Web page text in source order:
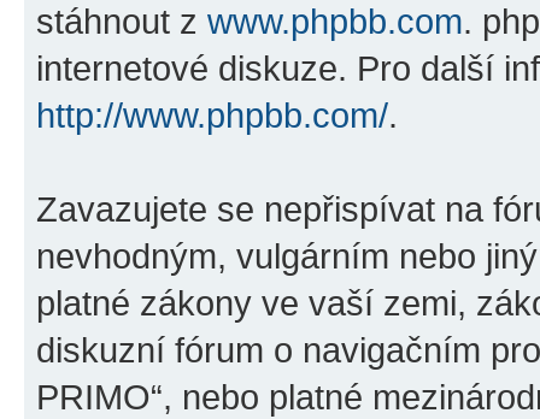
stáhnout z www.phpbb.com.
internetové diskuze. Pro další
http://www.phpbb.com/.
Zavazujete se nepřispívat na
nevhodným, vulgárním nebo
platné zákony ve vaší zemi,
diskuzní fórum o navigačním
PRIMO“, nebo platné